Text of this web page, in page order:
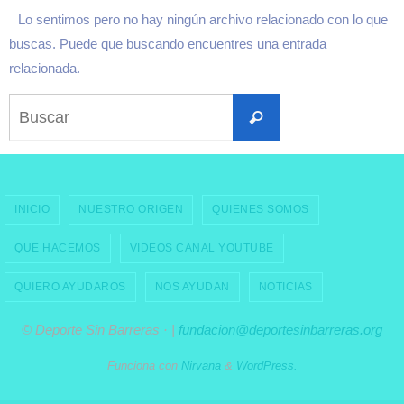
Lo sentimos pero no hay ningún archivo relacionado con lo que
buscas. Puede que buscando encuentres una entrada
relacionada.
Buscar
INICIO NUESTRO ORIGEN QUIENES SOMOS
QUE HACEMOS VIDEOS CANAL YOUTUBE
QUIERO AYUDAROS NOS AYUDAN NOTICIAS
© Deporte Sin Barreras · | fundacion@deportesinbarreras.org
Funciona con Nirvana& WordPress.